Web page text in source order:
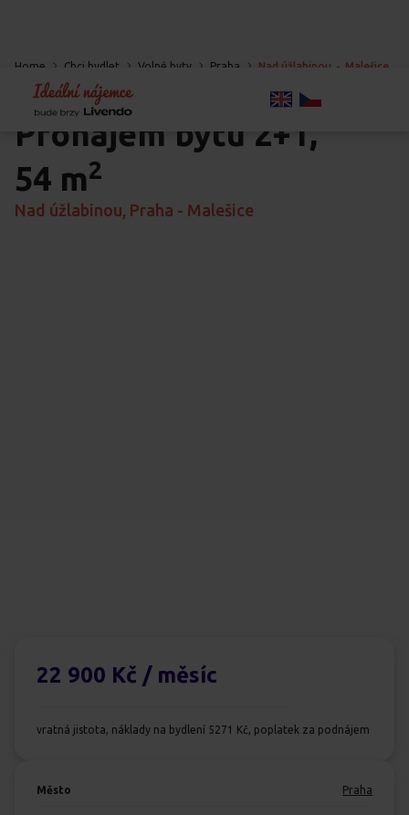
Home Chci bydlet Volné byty Praha Nad úžlabinou - Malešice
Praha
Pronájem bytu 2+1,
54 m2
Nad úžlabinou, Praha - Malešice
22 900 Kč / měsíc
vratná jistota, náklady na bydlení 5271 Kč, poplatek za podnájem
Město Praha